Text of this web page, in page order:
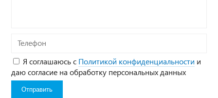
Телефон
Я соглашаюсь с Политикой конфиденциальности и
даю согласие на обработку персональных данных